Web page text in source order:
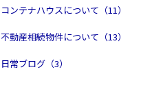
コンテナハウスについて（11）
不動産相続物件について（13）
日常ブログ（3）